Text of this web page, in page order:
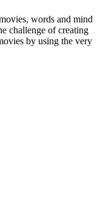
words and mind
challenge of creating
by using the very